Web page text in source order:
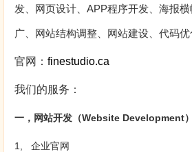
发、网页设计、APP程序开发、海报
广、网站结构调整、网站建设、代码优
官网： finestudio.ca
我们的服务：
一，网站开发（Website Development）
1, 企业官网